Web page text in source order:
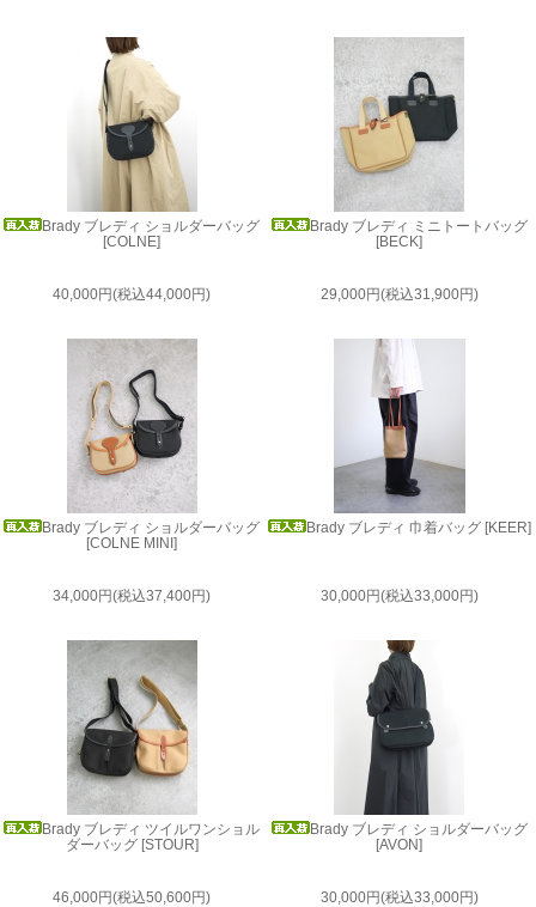
Brady ブレディ ショルダーバッグ
[COLNE]
40,000円(税込44,000円)
Brady ブレディ ミニトートバッグ
[BECK]
29,000円(税込31,900円)
Brady ブレディ ショルダーバッグ
[COLNE MINI]
34,000円(税込37,400円)
Brady ブレディ 巾着バッグ [KEER]
30,000円(税込33,000円)
Brady ブレディ ツイルワンショル
ダーバッグ [STOUR]
46,000円(税込50,600円)
Brady ブレディ ショルダーバッグ
[AVON]
30,000円(税込33,000円)